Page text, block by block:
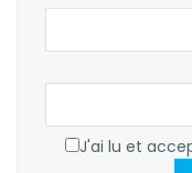
J'ai lu et